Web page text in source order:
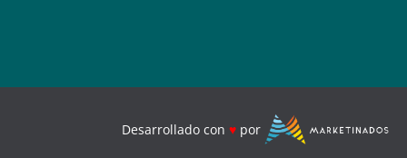
Desarrollado con ♥ por